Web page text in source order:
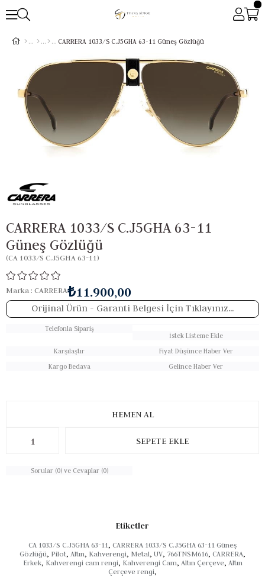
CARRERA 1033/S C.J5GHA 63-11 Güneş Gözlüğü
CARRERA 1033/S C.J5GHA 63-11
Güneş Gözlüğü
(CA 1033/S C.J5GHA 63-11)
Marka : CARRERA₺11.900,00
Orijinal Ürün - Garanti Belgesi İçin Tıklayınız...
Telefonla Sipariş
İstek Listeme Ekle
Karşılaştır
Fiyat Düşünce Haber Ver
Kargo Bedava
Gelince Haber Ver
Sorular (0) ve Cevaplar (0)
Etiketler
CA 1033/S C.J5GHA 63-11, CARRERA 1033/S C.J5GHA 63-11 Güneş
Gözlüğü, Pilot, Altın, Kahverengi, Metal, UV, 766TNSM616, CARRERA,
Erkek, Kahverengi cam rengi, Kahverengi Cam, Altın Çerçeve, Altın
Çerçeve rengi,